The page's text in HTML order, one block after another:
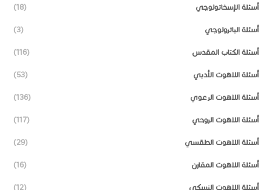
أسئلة الإسخاتولوجي (18)
أسئلة الباترولوجي (3)
أسئلة الكتاب المقدس (116)
أسئلة اللاهوت الأدبي (53)
أسئلة اللاهوت الرعوي (136)
أسئلة اللاهوت الروحي (117)
أسئلة اللاهوت الطقسي (29)
أسئلة اللاهوت المقارن (16)
أسئلة اللاهوت النسكي (12)